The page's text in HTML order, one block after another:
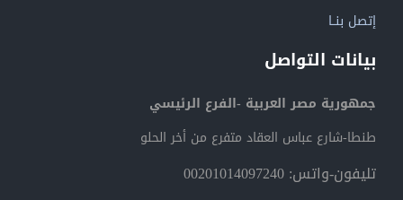
إتصل بنــا
بيانات التواصل
جمهورية مصر العربية -الفرع الرئيسي
طنطا-شارع عباس العقاد متفرع من أخر الحلو
تليفون-واتس: 00201014097240